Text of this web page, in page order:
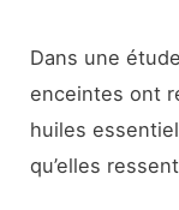
Dans une
enceintes ont
huiles
qu’elles